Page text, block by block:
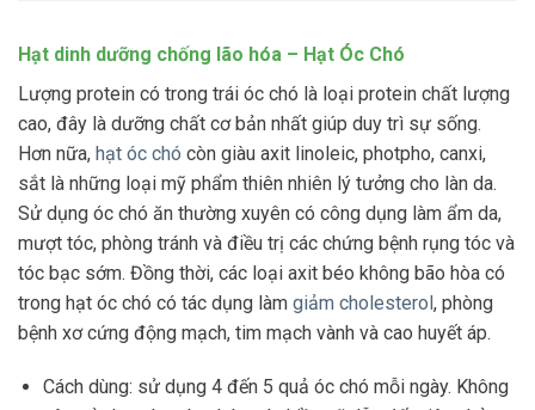
Hạt dinh dưỡng chống lão hóa – Hạt Óc Chó
Lượng protein có trong trái óc chó là loại protein chất lượng
cao, đây là dưỡng chất cơ bản nhất giúp duy trì sự sống.
Hơn nữa, hạt óc chó còn giàu axit linoleic, photpho, canxi,
sắt là những loại mỹ phẩm thiên nhiên lý tưởng cho làn da.
Sử dụng óc chó ăn thường xuyên có công dụng làm ẩm da,
mượt tóc, phòng tránh và điều trị các chứng bệnh rụng tóc và
tóc bạc sớm. Đồng thời, các loại axit béo không bão hòa có
trong hạt óc chó có tác dụng làm giảm cholesterol, phòng
bệnh xơ cứng động mạch, tim mạch vành và cao huyết áp.
Cách dùng: sử dụng 4 đến 5 quả óc chó mỗi ngày. Không